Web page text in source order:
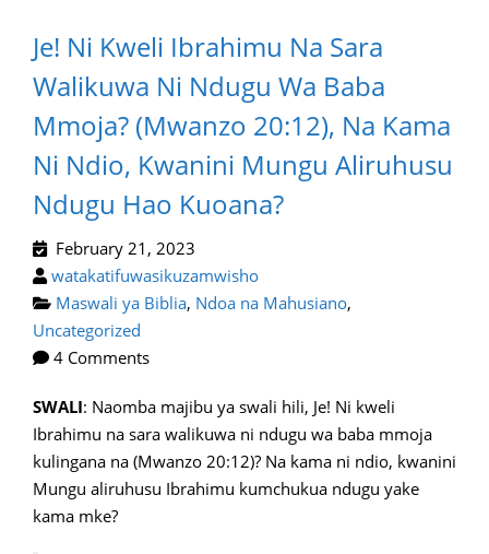
Je! Ni Kweli Ibrahimu Na Sara
Walikuwa Ni Ndugu Wa Baba
Mmoja? (Mwanzo 20:12), Na Kama
Ni Ndio, Kwanini Mungu Aliruhusu
Ndugu Hao Kuoana?
February 21, 2023
watakatifuwasikuzamwisho
Maswali ya Biblia, Ndoa na Mahusiano,
Uncategorized
4 Comments
SWALI: Naomba majibu ya swali hili, Je! Ni kweli
Ibrahimu na sara walikuwa ni ndugu wa baba mmoja
kulingana na (Mwanzo 20:12)? Na kama ni ndio, kwanini
Mungu aliruhusu Ibrahimu kumchukua ndugu yake
kama mke?